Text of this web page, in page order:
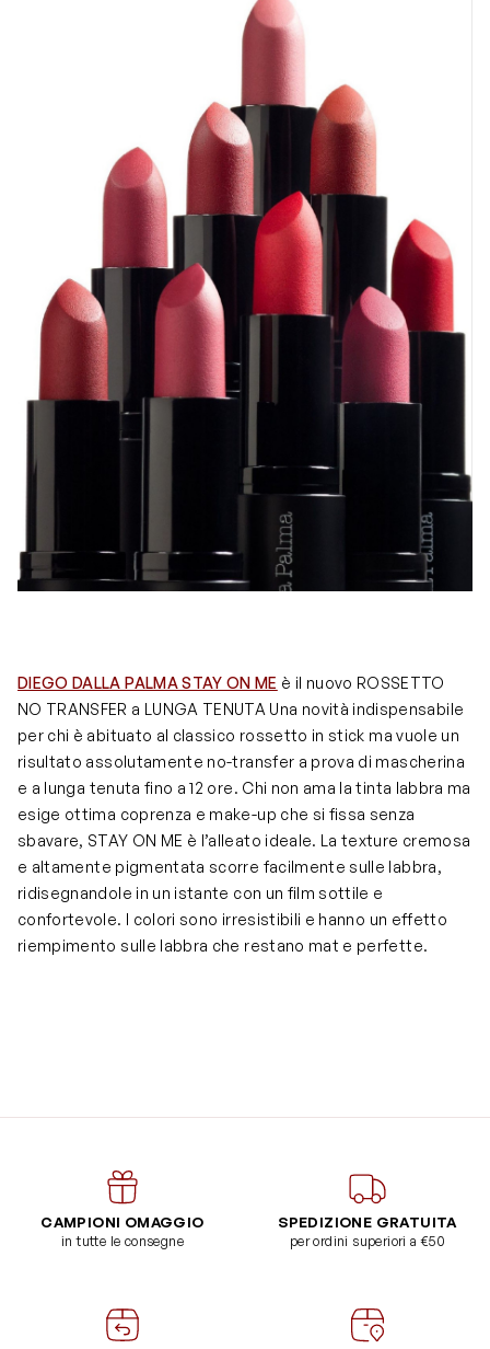
DIEGO DALLA PALMA STAY ON ME è il nuovo ROSSETTO
NO TRANSFER a LUNGA TENUTA Una novità indispensabile
per chi è abituato al classico rossetto in stick ma vuole un
risultato assolutamente no-transfer a prova di mascherina
e a lunga tenuta fino a 12 ore. Chi non ama la tinta labbra ma
esige ottima coprenza e make-up che si fissa senza
sbavare, STAY ON ME è l’alleato ideale. La texture cremosa
e altamente pigmentata scorre facilmente sulle labbra,
ridisegnandole in un istante con un film sottile e
confortevole. I colori sono irresistibili e hanno un effetto
riempimento sulle labbra che restano mat e perfette.
CAMPIONI OMAGGIO
in tutte le consegne
SPEDIZIONE GRATUITA
per ordini superiori a €50